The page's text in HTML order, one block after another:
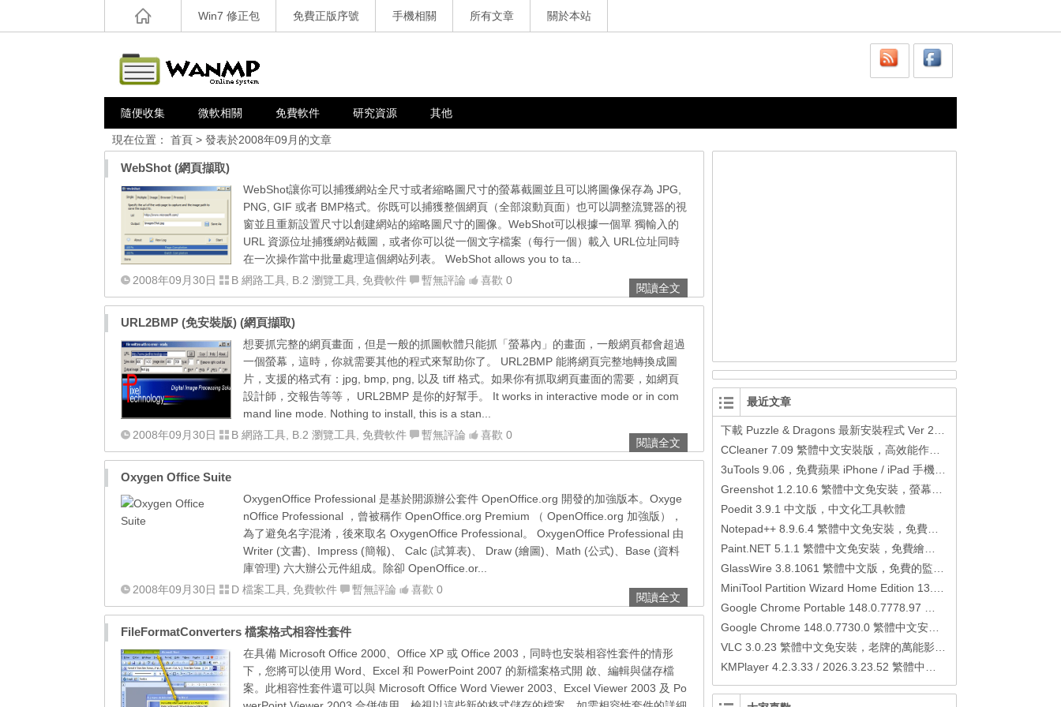
Win7 修正包 免費正版序號 手機相關 所有文章 關於本站
隨便收集 微軟相關 免費軟件 研究資源 其他
現在位置： 首頁 > 發表於2008年09月的文章
WebShot (網頁擷取)
WebShot讓你可以捕獲網站全尺寸或者縮略圖尺寸的螢幕截圖並且可以將圖像保存為 JPG,
PNG, GIF 或者 BMP格式。你既可以捕獲整個網頁（全部滾動頁面）也可以調整流覽器的視
窗並且重新設置尺寸以創建網站的縮略圖尺寸的圖像。WebShot可以根據一個單 獨輸入的
URL 資源位址捕獲網站截圖，或者你可以從一個文字檔案（每行一個）載入 URL位址同時
在一次操作當中批量處理這個網站列表。 WebShot allows you to ta...
2008年09月30日
B 網路工具 B.2 瀏覽工具 免費軟件 暫無評論 喜歡 0
閱讀全文
URL2BMP (免安裝版) (網頁擷取)
想要抓完整的網頁畫面，但是一般的抓圖軟體只能抓「螢幕內」的畫面，一般網頁都會超過
一個螢幕，這時，你就需要其他的程式來幫助你了。 URL2BMP 能將網頁完整地轉換成圖
片，支援的格式有：jpg, bmp, png, 以及 tiff 格式。如果你有抓取網頁畫面的需要，如網頁
設計師，交報告等等， URL2BMP 是你的好幫手。 It works in interactive mode or in com
mand line mode. Nothing to install, this is a stan...
2008年09月30日
B 網路工具 B.2 瀏覽工具 免費軟件 暫無評論 喜歡 0
閱讀全文
Oxygen Office Suite
OxygenOffice Professional 是基於開源辦公套件 OpenOffice.org 開發的加強版本。Oxyge
nOffice Professional ，曾被稱作 OpenOffice.org Premium （ OpenOffice.org 加強版），
為了避免名字混淆，後來取名 OxygenOffice Professional。 OxygenOffice Professional 由
Writer (文書)、Impress (簡報)、 Calc (試算表)、 Draw (繪圖)、Math (公式)、Base (資料
庫管理) 六大辦公元件組成。除卻 OpenOffice.or...
2008年09月30日
D 檔案工具 免費軟件 暫無評論 喜歡 0
閱讀全文
FileFormatConverters 檔案格式相容性套件
在具備 Microsoft Office 2000、Office XP 或 Office 2003，同時也安裝相容性套件的情形
下，您將可以使用 Word、Excel 和 PowerPoint 2007 的新檔案格式開 啟、編輯與儲存檔
案。此相容性套件還可以與 Microsoft Office Word Viewer 2003、Excel Viewer 2003 及 Po
最近文章
Poedit 3.9.1 中文版，中文化工具軟體